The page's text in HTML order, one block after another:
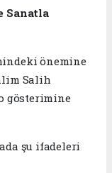
Sanatla
önemine
Salih
gösterimine
şu ifadeleri